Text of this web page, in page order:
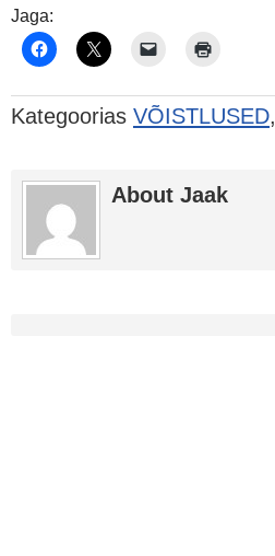
Jaga:
Kategoorias VÕISTLUSED,
About Jaak